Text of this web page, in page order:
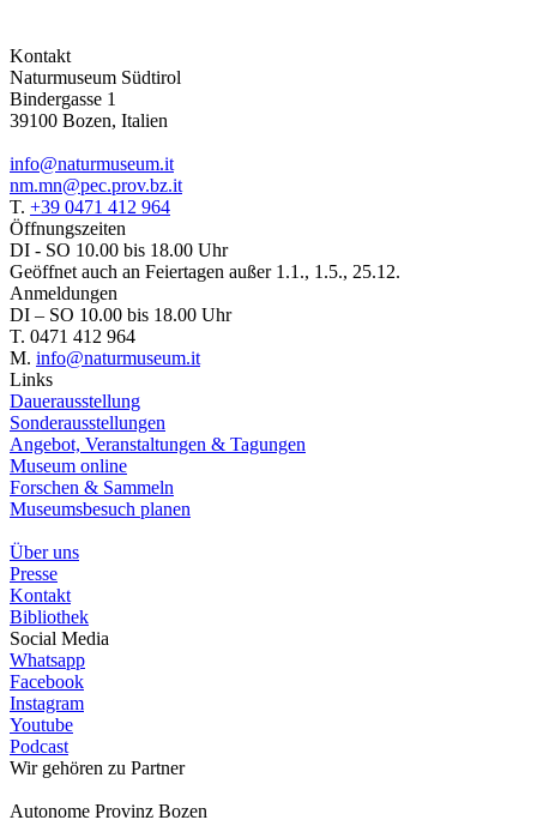
Kontakt
Naturmuseum Südtirol
Bindergasse 1
39100 Bozen, Italien
info@naturmuseum.it
nm.mn@pec.prov.bz.it
T. +39 0471 412 964
Öffnungszeiten
DI - SO 10.00 bis 18.00 Uhr
Geöffnet auch an Feiertagen außer 1.1., 1.5., 25.12.
Anmeldungen
DI – SO 10.00 bis 18.00 Uhr
T. 0471 412 964
M. info@naturmuseum.it
Links
Dauerausstellung
Sonderausstellungen
Angebot, Veranstaltungen & Tagungen
Museum online
Forschen & Sammeln
Museumsbesuch planen
Über uns
Presse
Kontakt
Bibliothek
Social Media
Whatsapp
Facebook
Instagram
Youtube
Podcast
Wir gehören zu Partner
Autonome Provinz Bozen